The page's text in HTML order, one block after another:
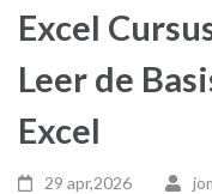
Excel
Leer de
Excel
29 apr,2026